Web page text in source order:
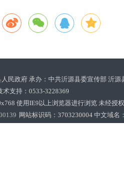
民政府 承办：中共沂源县委宣传部 沂
术支持：0533-3228369‌‌
使用IE9以上浏览器进行浏览 未经授
网站标识码：3703230004 中文域名